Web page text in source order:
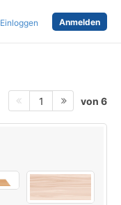
Einloggen Anmelden
1 von 6